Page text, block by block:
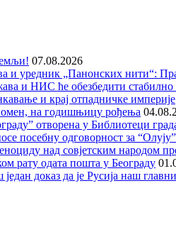
07.08.2026
и уредник „Панонских нити“:
и НИС ће обезбедити стабилно
и крај отпадничке империје
на годишњицу рођења
отворена у Библиотеци
посебну одговорност за “Олују”
над совјетским народом
рату одата пошта у Београду
доказ да је Русија наш